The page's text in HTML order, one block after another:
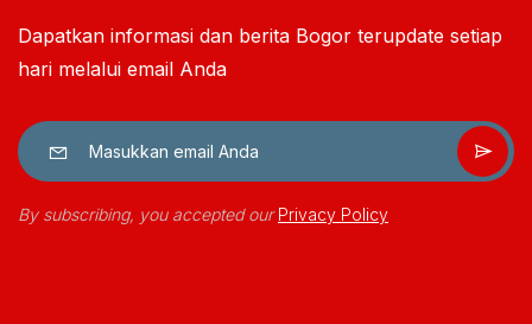
Dapatkan informasi dan berita Bogor terupdate setiap
hari melalui email Anda
By subscribing, you accepted ourPrivacy Policy